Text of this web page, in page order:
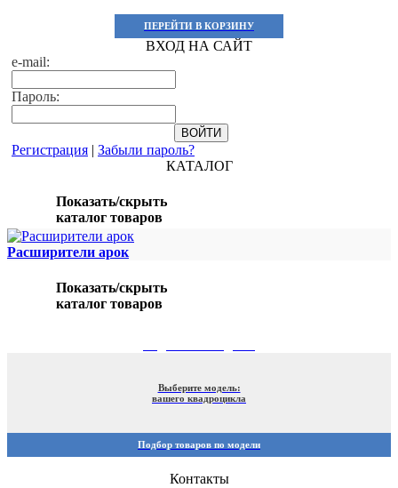
ПЕРЕЙТИ В КОРЗИНУ
ВХОД НА САЙТ
e-mail:
Пароль:
Регистрация | Забыли пароль?
КАТАЛОГ
Показать/скрыть
каталог товаров
Расширители арок
Показать/скрыть
каталог товаров
Выберите модель:
вашего квадроцикла
Подбор товаров по модели
Контакты